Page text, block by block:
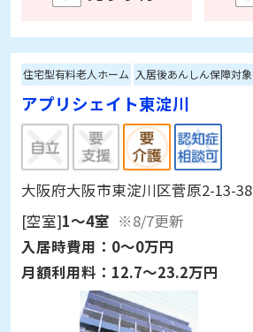
住宅型有料老人ホーム 入居後あんしん保障対象
アプリシェイト東淀川
大阪府大阪市東淀川区菅原2-13-38
[空室]1～4室 ※8/7更新
入居時費用： 0～0万円
月額利用料： 12.7～23.2万円